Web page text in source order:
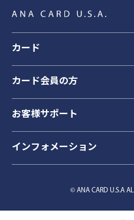
カード
カード会員の方
お客様サポート
インフォメーション
© ANA CARD U.S.A